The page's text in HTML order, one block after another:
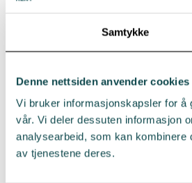
Samtykke
Denne nettsiden anvender cookies
Vi bruker informasjonskapsler for å
vår. Vi deler dessuten informasjon
analysearbeid, som kan kombinere
av tjenestene deres.